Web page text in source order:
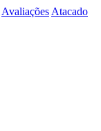
Avaliações Atacado